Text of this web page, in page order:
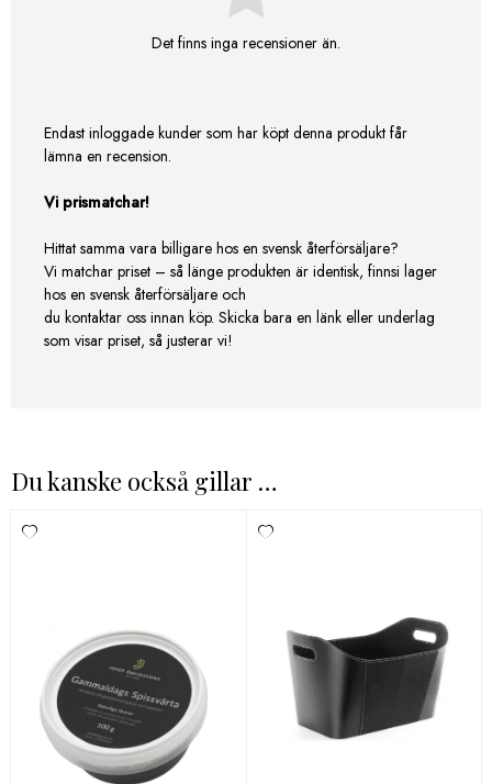
Det finns inga recensioner än.
Endast inloggade kunder som har köpt denna produkt får
lämna en recension.
Vi prismatchar!
Hittat samma vara billigare hos en svensk återförsäljare?
Vi matchar priset – så länge produkten är identisk, finnsi lager
hos en svensk återförsäljare och
du kontaktar oss innan köp. Skicka bara en länk eller underlag
som visar priset, så justerar vi!
Du kanske också gillar …